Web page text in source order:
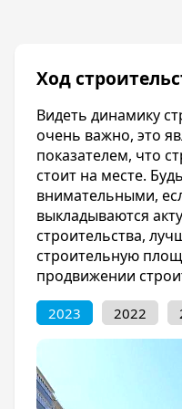
Перед тем как
планировкой на
Инфраструктура
ЖК Краски
чистом, отдаленном
Прикубанском
имеет хорошо
В шаговой
находятся
школы,
банки.
Первые этажи ЖК
коммерческие
распложены
красоты,
Ход
Видеть динамику
очень важно, это
показателем, что
стоит на месте.
внимательными,
выкладываются
строительства,
строительную
продвижении
2023 2022